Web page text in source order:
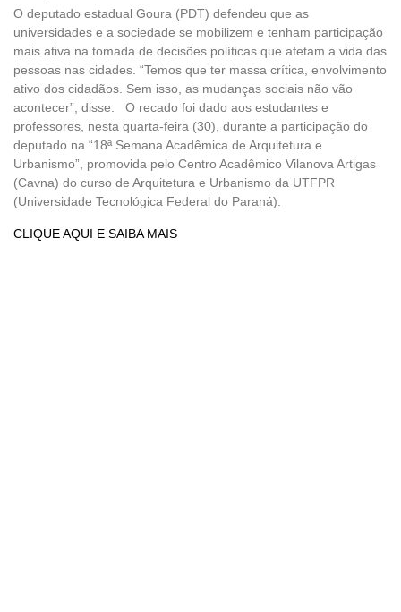
O deputado estadual Goura (PDT) defendeu que as
universidades e a sociedade se mobilizem e tenham participação
mais ativa na tomada de decisões políticas que afetam a vida das
pessoas nas cidades. “Temos que ter massa crítica, envolvimento
ativo dos cidadãos. Sem isso, as mudanças sociais não vão
acontecer”, disse. O recado foi dado aos estudantes e
professores, nesta quarta-feira (30), durante a participação do
deputado na “18ª Semana Acadêmica de Arquitetura e
Urbanismo”, promovida pelo Centro Acadêmico Vilanova Artigas
(Cavna) do curso de Arquitetura e Urbanismo da UTFPR
(Universidade Tecnológica Federal do Paraná).
CLIQUE AQUI E SAIBA MAIS